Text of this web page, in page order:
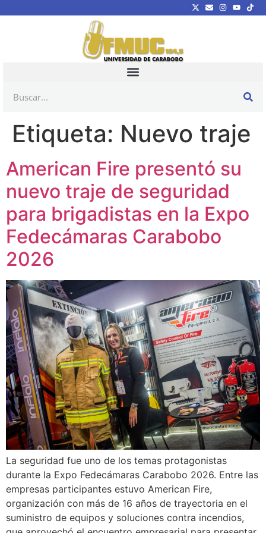
Etiqueta: Nuevo traje
American Fire presentó su
nuevo traje de seguridad
para brigadistas en la Expo
Fedecámaras Carabobo
2026
La seguridad fue uno de los temas protagonistas
durante la Expo Fedecámaras Carabobo 2026. Entre las
empresas participantes estuvo American Fire,
organización con más de 16 años de trayectoria en el
suministro de equipos y soluciones contra incendios,